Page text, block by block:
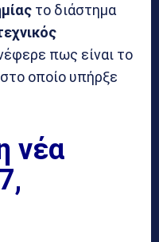
το διάστημα
πως είναι το
οποίο υπήρξε
νέα